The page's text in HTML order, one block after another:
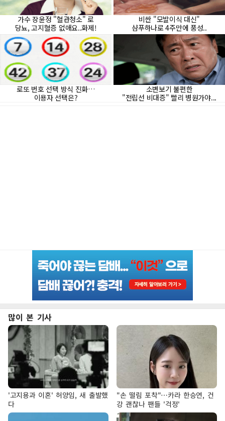
많이 본 기사
'고지용과 이혼' 허양임, 새 출발했
다
"손 떨림 포착"…카라 한승연, 건
강 괜찮나 팬들 '걱정'